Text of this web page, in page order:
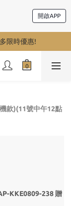
開啟APP
限時優惠!
款)(11號中午12點
KKE0809-238 贈